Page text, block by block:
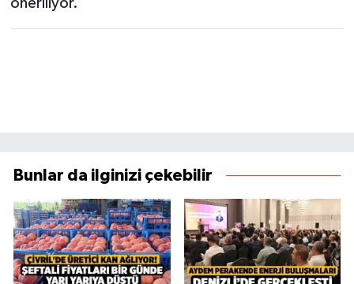
Bunlar da ilginizi çekebilir